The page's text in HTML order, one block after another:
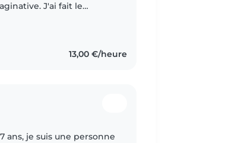
J'ai fait le
13,00 €/heure
ans, je suis une personne